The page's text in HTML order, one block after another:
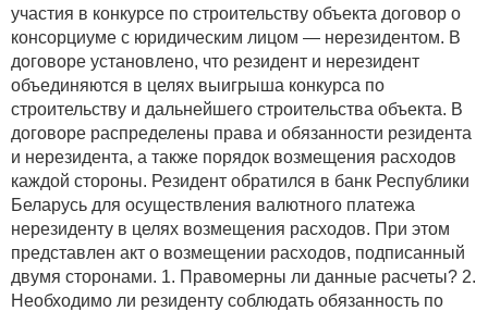
участия в конкурсе по строительству объекта договор о
консорциуме с юридическим лицом — нерезидентом. В
договоре установлено, что резидент и нерезидент
объединяются в целях выигрыша конкурса по
строительству и дальнейшего строительства объекта. В
договоре распределены права и обязанности резидента
и нерезидента, а также порядок возмещения расходов
каждой стороны. Резидент обратился в банк Республики
Беларусь для осуществления валютного платежа
нерезиденту в целях возмещения расходов. При этом
представлен акт о возмещении расходов, подписанный
двумя сторонами. 1. Правомерны ли данные расчеты? 2.
Необходимо ли резиденту соблюдать обязанность по